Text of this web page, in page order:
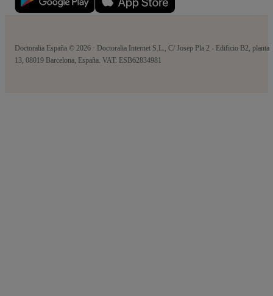
Doctoralia España © 2026 · Doctoralia Internet S.L., C/ Josep Pla 2 - Edificio B2, planta
13, 08019 Barcelona, España. VAT: ESB62834981